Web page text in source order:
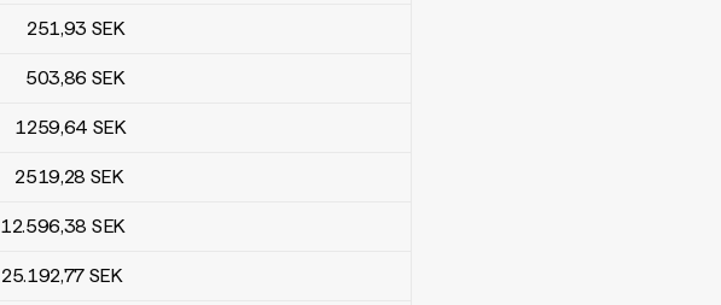
251,93 SEK
503,86 SEK
1259,64 SEK
2519,28 SEK
12.596,38 SEK
25.192,77 SEK